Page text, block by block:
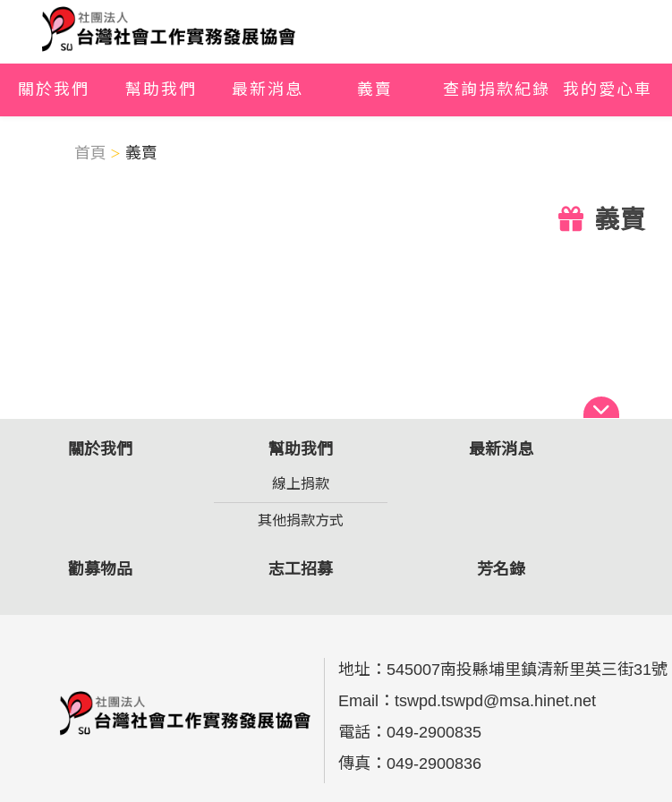
關於我們 幫助我們 最新消息 義賣 查詢捐款紀錄 我的愛心車
首頁 義賣
義賣
關於我們 幫助我們
線上捐款
其他捐款方式
最新消息
勸募物品 志工招募 芳名錄
地址： 545007南投縣埔里鎮清新里英三街31號
Email： tswpd.tswpd@msa.hinet.net
電話： 049-2900835
傳真： 049-2900836